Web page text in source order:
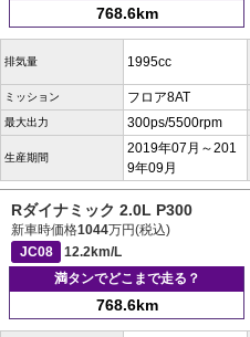
768.6km
排気量 1995cc
ミッション フロア8AT
最大出力 300ps/5500rpm
生産期間
2019年07月～201
9年09月
Rダイナミック 2.0L P300
新車時価格1044万円(税込)
JC08
12.2km/L
満タンでどこまで走る？
768.6km